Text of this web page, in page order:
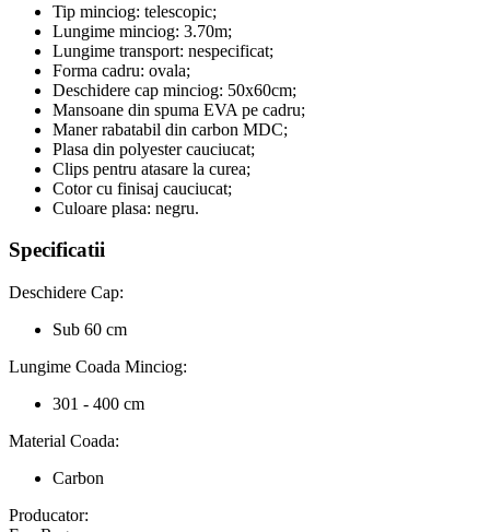
Tip minciog: telescopic;
Lungime minciog: 3.70m;
Lungime transport: nespecificat;
Forma cadru: ovala;
Deschidere cap minciog: 50x60cm;
Mansoane din spuma EVA pe cadru;
Maner rabatabil din carbon MDC;
Plasa din polyester cauciucat;
Clips pentru atasare la curea;
Cotor cu finisaj cauciucat;
Culoare plasa: negru.
Specificatii
Deschidere Cap:
Sub 60 cm
Lungime Coada Minciog:
301 - 400 cm
Material Coada:
Carbon
Producator: